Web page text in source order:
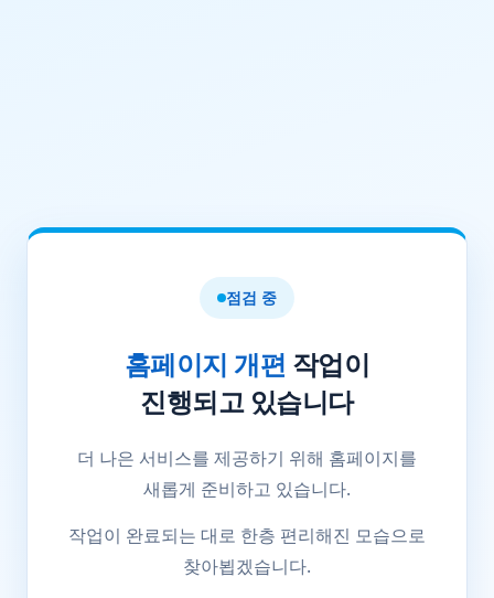
점검 중
홈페이지 개편 작업이
진행되고 있습니다
더 나은 서비스를 제공하기 위해 홈페이지를
새롭게 준비하고 있습니다.
작업이 완료되는 대로 한층 편리해진 모습으로
찾아뵙겠습니다.